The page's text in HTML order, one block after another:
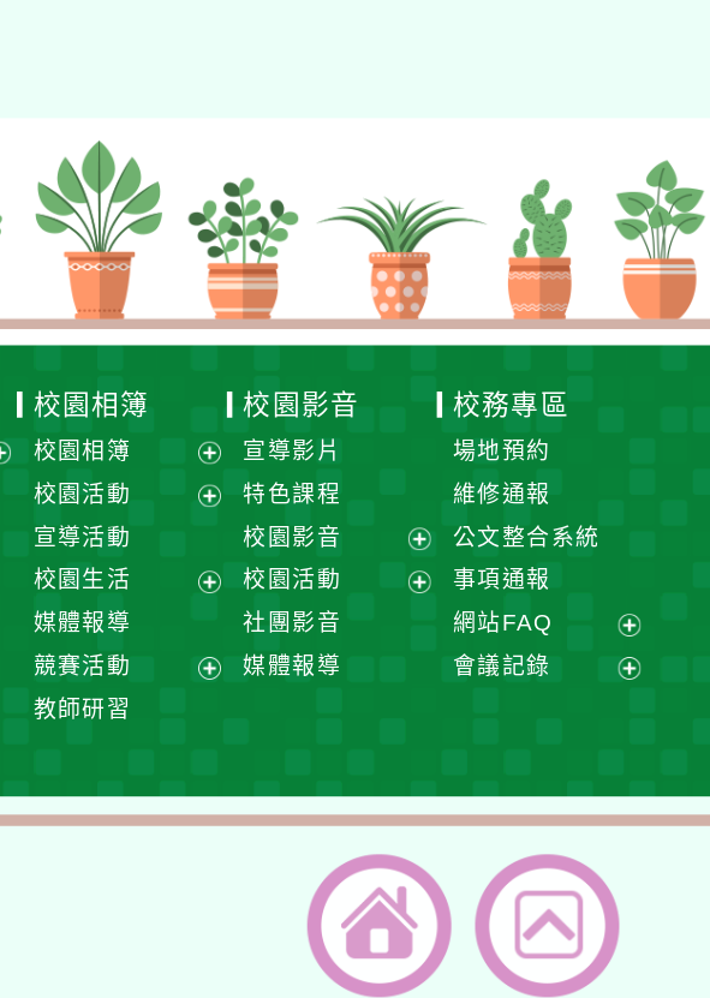
校園相簿
校園相簿
展
開
單
校園活動
選
宣導活動
校園生活
選
媒體報導
競賽活動
單
教師研習
校園影音
宣導影片
特色課程
校園影音
展
校園活動
社團影音
媒體報導
校務專區
場地預約
維修通報
公文整合系統
事項通報
網站FAQ
展
會議記錄
單